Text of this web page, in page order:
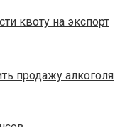
квоту на экспорт
продажу алкоголя